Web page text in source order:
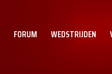
FORUM WEDSTRIJDEN